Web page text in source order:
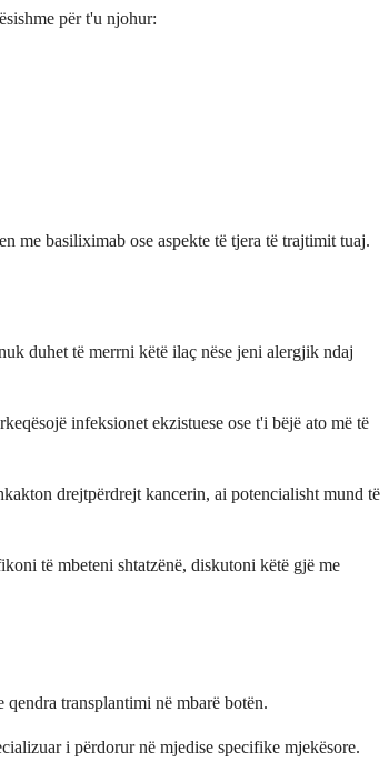
për t'u njohur:
me basiliximab ose aspekte të tjera të trajtimit tuaj.
duhet të merrni këtë ilaç nëse jeni alergjik ndaj
infeksionet ekzistuese ose t'i bëjë ato më të
drejtpërdrejt kancerin, ai potencialisht mund të
të mbeteni shtatzënë, diskutoni këtë gjë me
transplantimi në mbarë botën.
i përdorur në mjedise specifike mjekësore.